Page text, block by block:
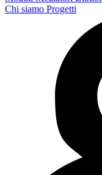
Chi siamo Progetti